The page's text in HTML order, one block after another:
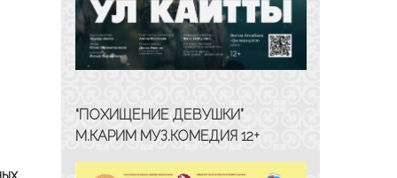
“ПОХИЩЕНИЕ ДЕВУШКИ”
М.КАРИМ МУЗ.КОМЕДИЯ 12+